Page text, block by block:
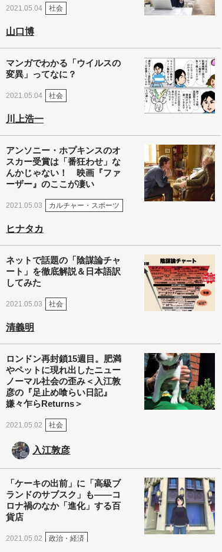
2021.05.04 社会
山口博
マンガでわかる「ウイルスの
変異」ってなに？
2021.05.04 社会
川上浩一
アンソニー・ホプキンスのオ
スカー受賞は「番狂わせ」な
んかじゃない！ 映画『ファ
ーザー』のここが凄い
2021.05.03 カルチャー・スポーツ
ヒナタカ
ネットで話題の「陰謀論チャ
ート」を徹底解説＆日本語訳
してみた
2021.05.03 社会
清義明
ロンドン再封鎖15週目。肥満
やペットに現れ出したニュー
ノーマル社会の歪み＜入江敦
彦の『足止め喰らい日記』
嫌々乍らReturns＞
2021.05.02 社会
入江敦彦
「ケーキの出前」に「高級ブ
ランドのサブスク」も――コ
ロナ禍のなか「進化」する百
貨店
2021.05.02 政治・経済